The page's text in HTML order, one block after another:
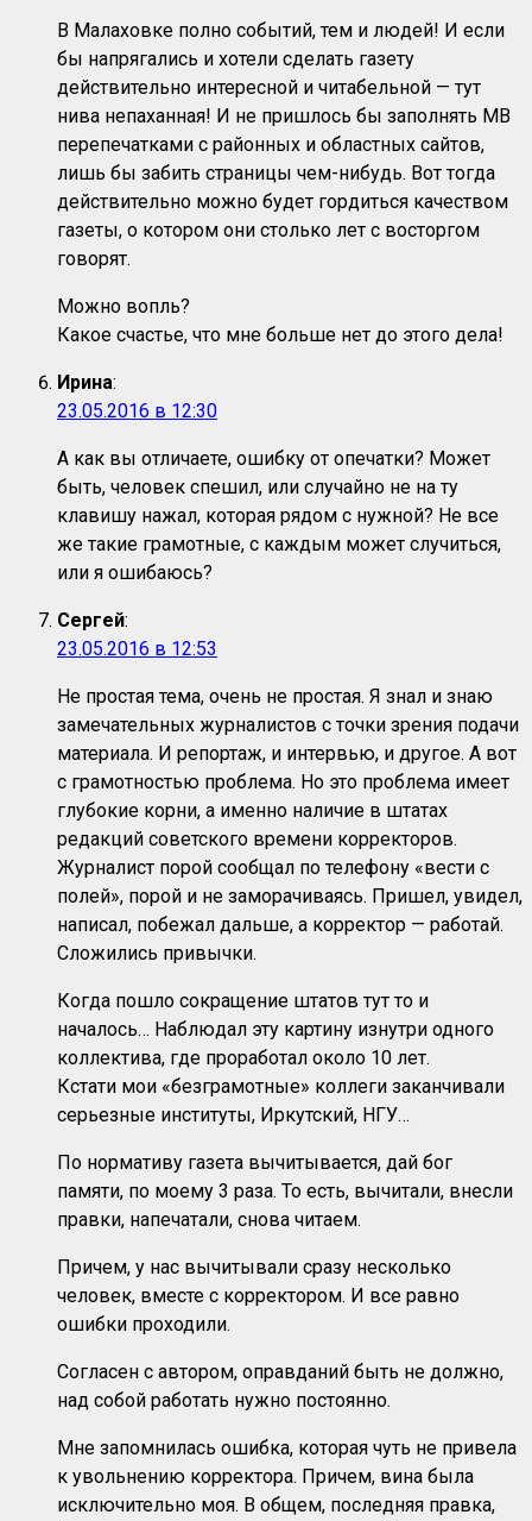
В Малаховке полно событий, тем и людей! И если
бы напрягались и хотели сделать газету
действительно интересной и читабельной — тут
нива непаханная! И не пришлось бы заполнять МВ
перепечатками с районных и областных сайтов,
лишь бы забить страницы чем-нибудь. Вот тогда
действительно можно будет гордиться качеством
газеты, о котором они столько лет с восторгом
говорят.
Можно вопль?
Какое счастье, что мне больше нет до этого дела!
Ирина:
23.05.2016 в 12:30
А как вы отличаете, ошибку от опечатки? Может
быть, человек спешил, или случайно не на ту
клавишу нажал, которая рядом с нужной? Не все
же такие грамотные, с каждым может случиться,
или я ошибаюсь?
Сергей:
23.05.2016 в 12:53
Не простая тема, очень не простая. Я знал и знаю
замечательных журналистов с точки зрения подачи
материала. И репортаж, и интервью, и другое. А вот
с грамотностью проблема. Но это проблема имеет
глубокие корни, а именно наличие в штатах
редакций советского времени корректоров.
Журналист порой сообщал по телефону «вести с
полей», порой и не заморачиваясь. Пришел, увидел,
написал, побежал дальше, а корректор — работай.
Сложились привычки.
Когда пошло сокращение штатов тут то и
началось… Наблюдал эту картину изнутри одного
коллектива, где проработал около 10 лет.
Кстати мои «безграмотные» коллеги заканчивали
серьезные институты, Иркутский, НГУ…
По нормативу газета вычитывается, дай бог
памяти, по моему 3 раза. То есть, вычитали, внесли
правки, напечатали, снова читаем.
Причем, у нас вычитывали сразу несколько
человек, вместе с корректором. И все равно
ошибки проходили.
Согласен с автором, оправданий быть не должно,
над собой работать нужно постоянно.
Мне запомнилась ошибка, которая чуть не привела
к увольнению корректора. Причем, вина была
исключительно моя. В общем, последняя правка,